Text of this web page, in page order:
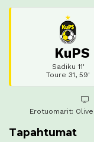
KuPS
Sadiku 11'
Toure 31, 59'
Erotuomarit:
Tapahtumat